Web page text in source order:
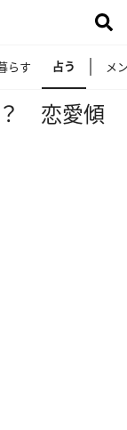
らす 占う メ
？ 恋愛傾